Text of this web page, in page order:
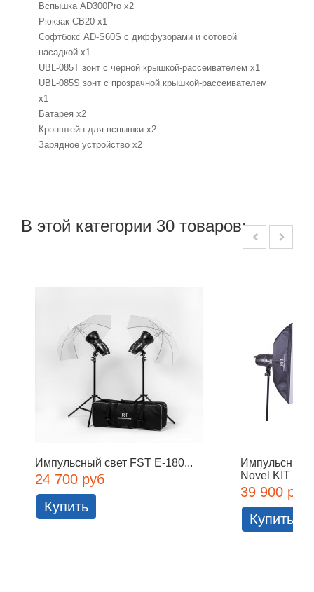
Вспышка AD300Pro x2
Рюкзак CB20 x1
Софтбокс AD-S60S с диффузорами и сотовой
насадкой x1
UBL-085T зонт с черной крышкой-рассеивателем x1
UBL-085S зонт с прозрачной крышкой-рассеивателем
x1
Батарея x2
Кронштейн для вспышки x2
Зарядное устройство x2
В этой категории 30 товаров:
Импульсный свет FST E-180...
24 700 руб
Купить
Импульсный
Novel KIT
39 900 руб
Купить